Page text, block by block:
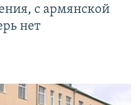
с армянской
нет